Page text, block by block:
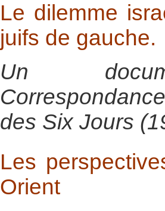
Le dilemme
juifs de gauche.
Un
des Six Jours
Les
Orient